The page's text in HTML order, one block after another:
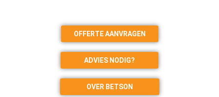
OFFERTE AANVRAGEN
ADVIES NODIG?
OVER BETSON